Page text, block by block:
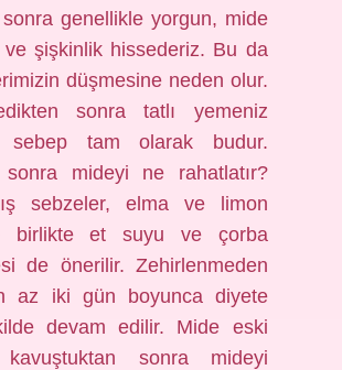
genellikle yorgun, mide
ve şişkinlik hissederiz. Bu da
düşmesine neden olur.
sonra tatlı yemeniz
sebep tam olarak budur.
sonra mideyi ne rahatlatır?
sebzeler, elma ve limon
birlikte et suyu ve çorba
de önerilir. Zehirlenmeden
az iki gün boyunca diyete
devam edilir. Mide eski
kavuştuktan sonra mideyi